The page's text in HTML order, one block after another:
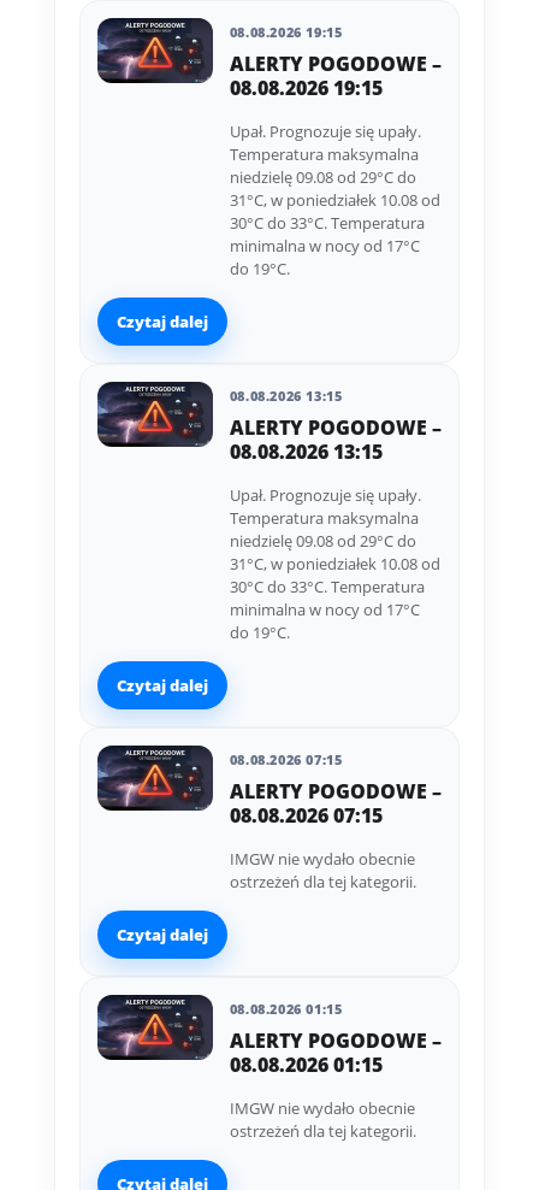
08.08.2026 19:15
ALERTY POGODOWE –
08.08.2026 19:15
Upał. Prognozuje się upały.
Temperatura maksymalna
niedzielę 09.08 od 29°C do
31°C, w poniedziałek 10.08 od
30°C do 33°C. Temperatura
minimalna w nocy od 17°C
do 19°C.
Czytaj dalej
08.08.2026 13:15
ALERTY POGODOWE –
08.08.2026 13:15
Upał. Prognozuje się upały.
Temperatura maksymalna
niedzielę 09.08 od 29°C do
31°C, w poniedziałek 10.08 od
30°C do 33°C. Temperatura
minimalna w nocy od 17°C
do 19°C.
Czytaj dalej
08.08.2026 07:15
ALERTY POGODOWE –
08.08.2026 07:15
IMGW nie wydało obecnie
ostrzeżeń dla tej kategorii.
Czytaj dalej
08.08.2026 01:15
ALERTY POGODOWE –
08.08.2026 01:15
IMGW nie wydało obecnie
ostrzeżeń dla tej kategorii.
Czytaj dalej